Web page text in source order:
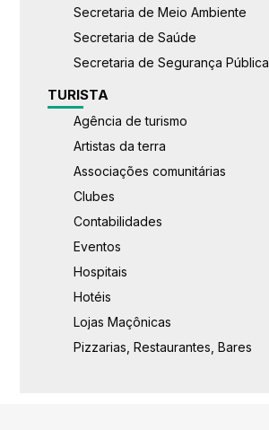
Secretaria de Meio Ambiente
Secretaria de Saúde
Secretaria de Segurança Pública
TURISTA
Agência de turismo
Artistas da terra
Associações comunitárias
Clubes
Contabilidades
Eventos
Hospitais
Hotéis
Lojas Maçônicas
Pizzarias, Restaurantes, Bares